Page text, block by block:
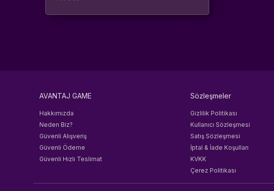
AVANTAJ GAME
Hakkımızda
Neden Biz?
Güvenli Alışveriş
Güvenli Ödeme
Güvenli Hızlı Teslimat
Sözleşmeler
Gizlilik Politikası
Kullanıcı Sözleşmesi
Satış Sözleşmesi
İptal & İade Koşulları
KVKK
Çerez Politikası